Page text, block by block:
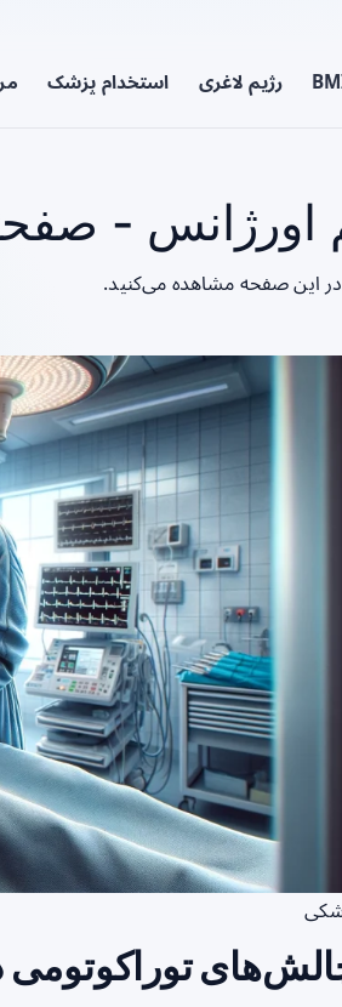
رژیم لاغری استخدام پزشک
اورژانس - صفحه
در این صفحه مشاهده می‌کنید.